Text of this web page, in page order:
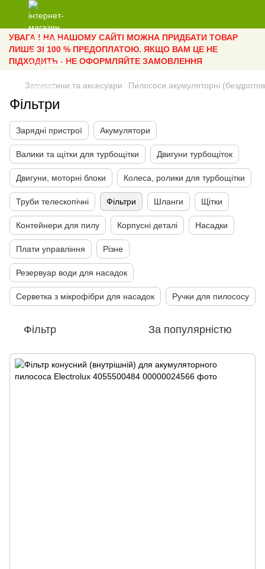
УВАГА ! НА НАШОМУ САЙТІ МОЖНА ПРИДБАТИ ТОВАР
ЛИШЕ ЗІ 100 % ПРЕДОПЛАТОЮ. ЯКЩО ВАМ ЦЕ НЕ
ПІДХОДИТЬ - НЕ ОФОРМЛЯЙТЕ ЗАМОВЛЕННЯ
Запчастини та аксесуари Пилососи акумуляторні
Фільтри
Зарядні пристрої Акумулятори
Валики та щітки для турбощітки Двигуни турбощіток
Двигуни, моторні блоки Колеса, ролики для турбощітки
Труби телескопічні Фільтри Шланги Щітки
Контейнери для пилу Корпусні деталі Насадки
Плати управління Різне
Резервуар води для насадок
Серветка з мікрофібри для насадок Ручки для пилососу
Фільтр За популярністю